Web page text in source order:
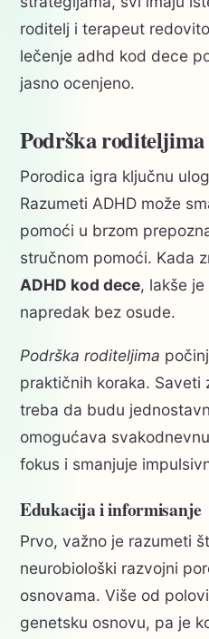
roditelj i terapeut
lečenje adhd kod dece
jasno ocenjeno.
Podrška roditeljima
Porodica igra ključnu
Razumeti ADHD može
pomoći u brzom
stručnom pomoći. Kada
ADHD kod dece, lakše
napredak bez osude.
Podrška roditeljima
praktičnih koraka. Saveti
treba da budu
omogućava
fokus i smanjuje
Edukacija i informisanje
Prvo, važno je razumeti
neurobiološki razvojni
osnovama. Više od
genetsku osnovu, pa je